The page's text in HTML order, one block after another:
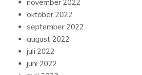
november 2022
oktober 2022
september 2022
august 2022
juli 2022
juni 2022